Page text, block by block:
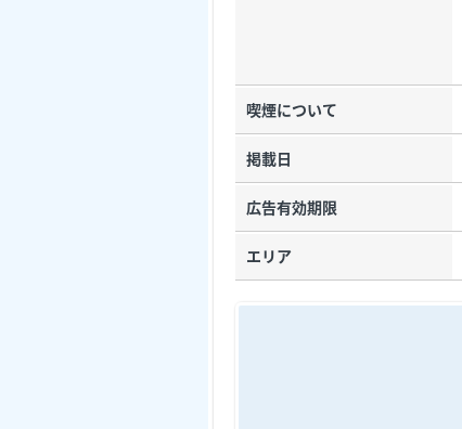
喫煙について
掲載日
広告有効期限
エリア